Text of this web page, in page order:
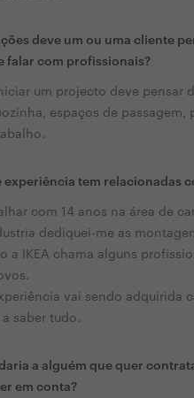
deve um ou uma cliente
falar com profissionais?
um projecto deve pensar
espaços de
experiência tem relacionadas
com 14 anos na área de
dediquei-me as
a IKEA chama alguns
vai sendo adquirida
saber tudo.
a alguém que quer
em conta?